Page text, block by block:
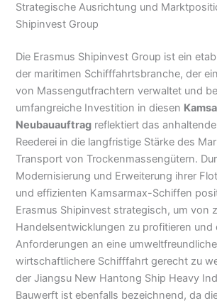
Strategische Ausrichtung und
Shipinvest Group
Die Erasmus Shipinvest Group ist ein
der maritimen Schifffahrtsbranche, der
von Massengutfrachtern verwaltet und
umfangreiche Investition in diesen
Neubauauftrag reflektiert das
Reederei in die langfristige Stärke des
Transport von Trockenmassengütern.
Modernisierung und Erweiterung ihrer
und effizienten Kamsarmax-Schiffen
Erasmus Shipinvest strategisch, um von
Handelsentwicklungen zu profitieren und
Anforderungen an eine
wirtschaftlichere Schifffahrt gerecht zu
der Jiangsu New Hantong Ship Heavy
Bauwerft ist ebenfalls bezeichnend, da